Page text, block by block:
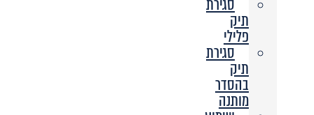
תיק
פלילי
סגירת
תיק
בהסדר
מותנה